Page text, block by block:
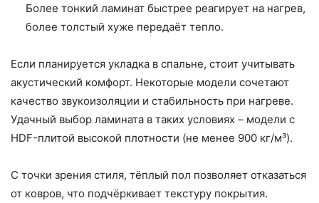
Более тонкий ламинат быстрее реагирует на нагрев,
более толстый хуже передаёт тепло.
Если планируется укладка в спальне, стоит учитывать
акустический комфорт. Некоторые модели сочетают
качество звукоизоляции и стабильность при нагреве.
Удачный выбор ламината в таких условиях – модели с
HDF-плитой высокой плотности (не менее 900 кг/м³).
С точки зрения стиля, тёплый пол позволяет отказаться
от ковров, что подчёркивает текстуру покрытия.